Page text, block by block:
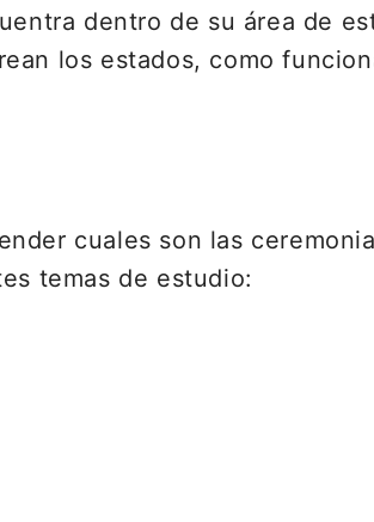
dentro de su área de
los estados, como
cuales son las
temas de estudio: